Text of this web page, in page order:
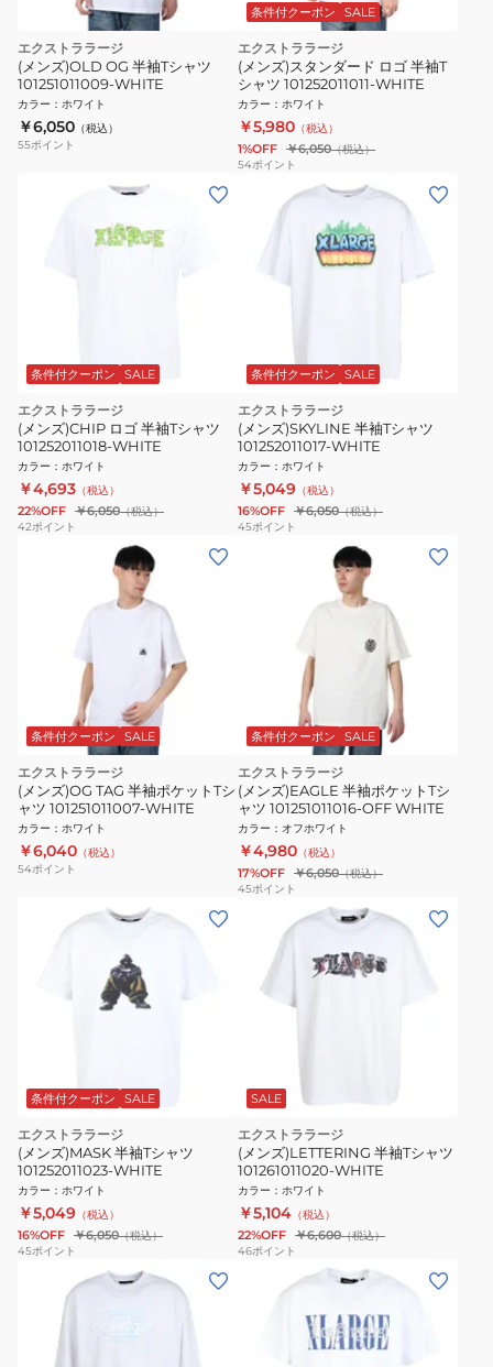
エクストララージ
(メンズ)OLD OG 半袖Tシャツ
101251011009-WHITE
カラー ： ホワイト
￥6,050 （税込）
55ポイント
条件付クーポン SALE
エクストララージ
(メンズ)スタンダード ロゴ 半袖T
シャツ 101252011011-WHITE
カラー ： ホワイト
￥5,980 （税込）
1%OFF ￥6,050（税込）
54ポイント
条件付クーポン SALE
エクストララージ
(メンズ)CHIP ロゴ 半袖Tシャツ
101252011018-WHITE
カラー ： ホワイト
￥4,693 （税込）
22%OFF ￥6,050（税込）
42ポイント
条件付クーポン SALE
エクストララージ
(メンズ)SKYLINE 半袖Tシャツ
101252011017-WHITE
カラー ： ホワイト
￥5,049 （税込）
16%OFF ￥6,050（税込）
45ポイント
条件付クーポン SALE
エクストララージ
(メンズ)OG TAG 半袖ポケットTシ
ャツ 101251011007-WHITE
カラー ： ホワイト
￥6,040 （税込）
54ポイント
条件付クーポン SALE
エクストララージ
(メンズ)EAGLE 半袖ポケットTシ
ャツ 101251011016-OFF WHITE
カラー ： オフホワイト
￥4,980 （税込）
17%OFF ￥6,050（税込）
45ポイント
条件付クーポン SALE
エクストララージ
(メンズ)MASK 半袖Tシャツ
101252011023-WHITE
カラー ： ホワイト
￥5,049 （税込）
16%OFF ￥6,050（税込）
45ポイント
SALE
エクストララージ
(メンズ)LETTERING 半袖Tシャツ
101261011020-WHITE
カラー ： ホワイト
￥5,104 （税込）
22%OFF ￥6,600（税込）
46ポイント